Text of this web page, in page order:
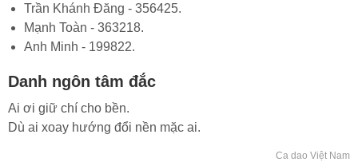
Trần Khánh Đăng - 356425.
Mạnh Toàn - 363218.
Anh Minh - 199822.
Danh ngôn tâm đắc
Ai ơi giữ chí cho bền.
Dù ai xoay hướng đổi nền mặc ai.
Ca dao Việt Nam